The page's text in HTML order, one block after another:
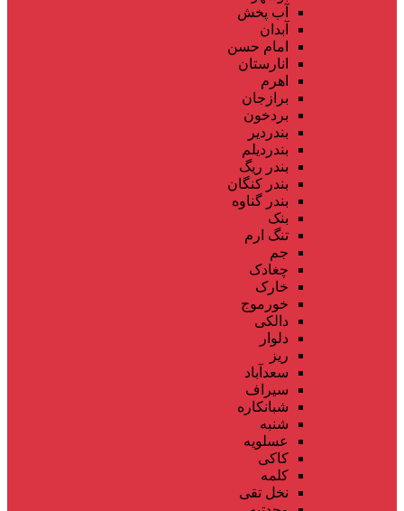
آب پخش
آبدان
امام حسن
انارستان
اهرم
برازجان
بردخون
بندردیر
بندردیلم
بندر ریگ
بندر کنگان
بندر گناوه
بنک
تنگ ارم
جم
چغادک
خارک
خورموج
دالکی
دلوار
ریز
سعدآباد
سیراف
شبانکاره
شنبه
عسلویه
کاکی
کلمه
نخل تقی